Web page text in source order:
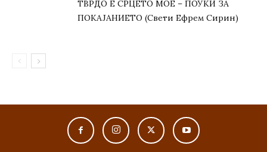
ТВРДО Е СРЦЕТО МОЕ – ПОУКИ ЗА
ПОКАЈАНИЕТО (Свети Ефрем Сирин)